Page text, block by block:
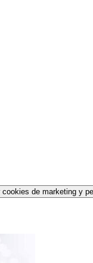
cookies de marketing y